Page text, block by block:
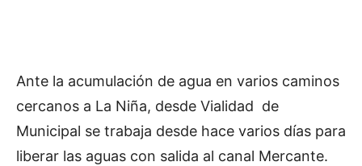
Ante la acumulación de agua en varios caminos
cercanos a La Niña, desde Vialidad de
Municipal se trabaja desde hace varios días para
liberar las aguas con salida al canal Mercante.